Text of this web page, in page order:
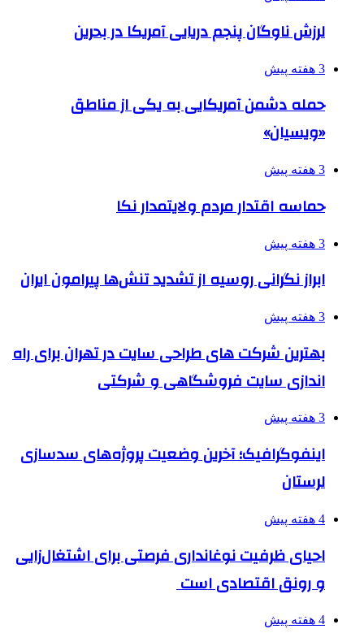
لرزش ناوگان پنجم دریایی آمریکا در بحرین
3 هفته پیش
حمله دشمن آمریکایی به یکی از مناطق
«ویسیان»
3 هفته پیش
حماسه اقتدار مردم ولایتمدار نکا
3 هفته پیش
ابراز نگرانی روسیه از تشدید تنش‌ها پیرامون ایران
3 هفته پیش
بهترین شرکت های طراحی سایت در تهران برای راه
اندازی سایت فروشگاهی و شرکتی
3 هفته پیش
اینفوگرافیک؛ آخرین وضعیت پروژه‌های سدسازی
لرستان
4 هفته پیش
احیای ظرفیت نوغانداری فرصتی برای اشتغال‌زایی
و رونق اقتصادی است
4 هفته پیش